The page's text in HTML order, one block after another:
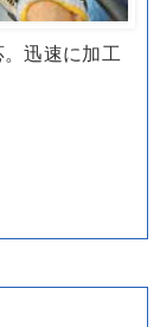
迅速に加工